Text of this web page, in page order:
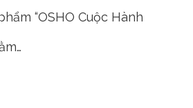
“OSHO Cuộc Hành